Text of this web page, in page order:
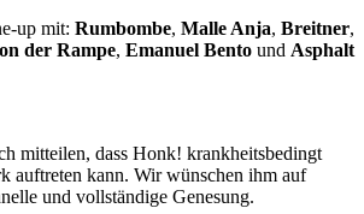
up mit: Rumbombe, Malle Anja, Breitner,
der Rampe, Emanuel Bento und Asphalt
mitteilen, dass Honk! krankheitsbedingt
auftreten kann. Wir wünschen ihm auf
und vollständige Genesung.